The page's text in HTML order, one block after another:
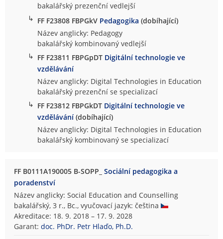
bakalářský prezenční vedlejší
↳ FF F23808 FBPGkV Pedagogika (dobíhající)
Název anglicky: Pedagogy
bakalářský kombinovaný vedlejší
↳ FF F23811 FBPGpDT Digitální technologie ve
vzdělávání
Název anglicky: Digital Technologies in Education
bakalářský prezenční se specializací
↳ FF F23812 FBPGkDT Digitální technologie ve
vzdělávání(dobíhající)
Název anglicky: Digital Technologies in Education
bakalářský kombinovaný se specializací
FF B0111A190005 B-SOPP_Sociální pedagogika a
poradenství
Název anglicky: Social Education and Counselling
bakalářský, 3 r., Bc., vyučovací jazyk: čeština
Akreditace: 18. 9. 2018 – 17. 9. 2028
Garant:doc. PhDr. Petr Hlaďo, Ph.D.